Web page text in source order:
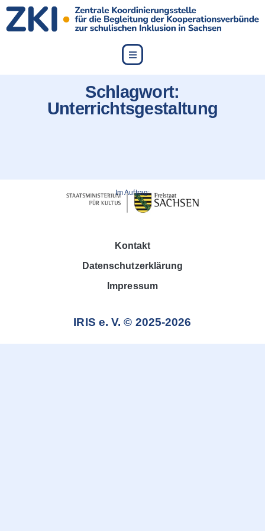
content
Schlagwort:
Unterrichtsgestaltung
Im Auftrag:
Kontakt
Datenschutzerklärung
Impressum
IRIS e. V. © 2025-2026